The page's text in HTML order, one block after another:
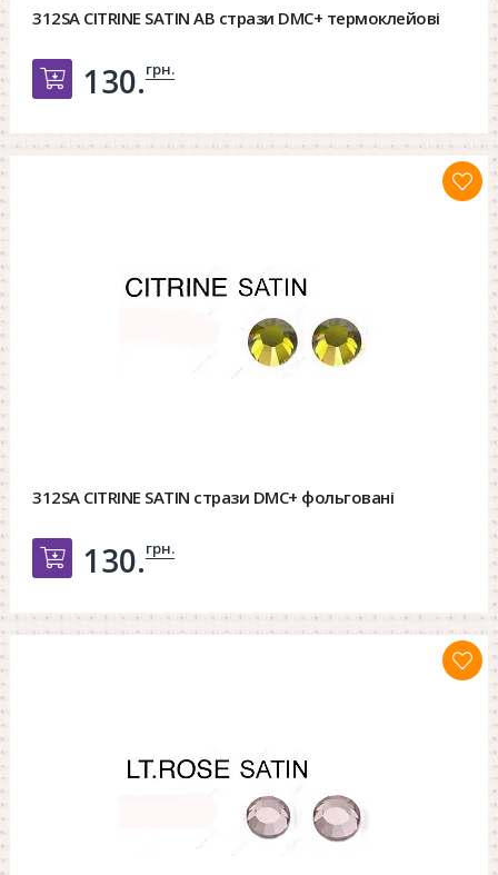
312SA CITRINE SATIN AB стрази DMC+ термоклейові
Добавить в корзину
130.грн.
312SA CITRINE SATIN стрази DMC+ фольговані
Добавить в корзину
130.грн.